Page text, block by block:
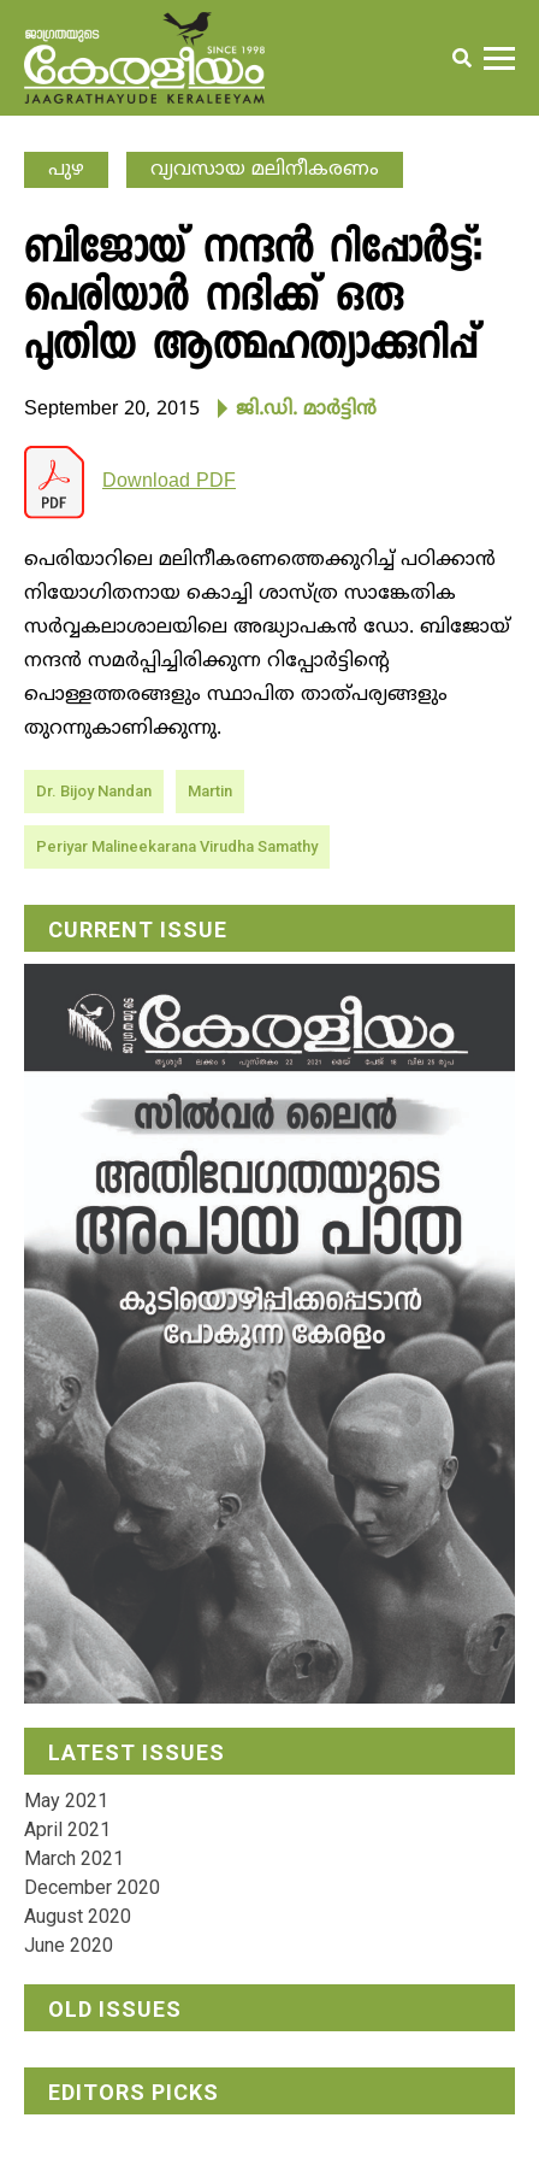
പുഴ വ്യവസായ മലിനീകരണം
ബിജോയ് നന്ദന്‍ റിപ്പോര്‍ട്ട്:
പെരിയാര്‍ നദിക്ക് ഒരു
പുതിയ ആത്മഹത്യാക്കുറിപ്പ്
September 20, 2015 ജി.ഡി. മാര്‍ട്ടിന്‍
Download PDF
പെരിയാറിലെ മലിനീകരണത്തെക്കുറിച്ച് പഠിക്കാന്‍
നിയോഗിതനായ കൊച്ചി ശാസ്ത്ര സാങ്കേതിക
സര്‍വ്വകലാശാലയിലെ അദ്ധ്യാപകന്‍ ഡോ. ബിജോയ്
നന്ദന്‍ സമര്‍പ്പിച്ചിരിക്കുന്ന റിപ്പോര്‍ട്ടിന്റെ
പൊള്ളത്തരങ്ങളും സ്ഥാപിത താത്പര്യങ്ങളും
തുറന്നുകാണിക്കുന്നു.
Dr. Bijoy Nandan Martin
Periyar Malineekarana Virudha Samathy
CURRENT ISSUE
LATEST ISSUES
May 2021
April 2021
March 2021
December 2020
August 2020
June 2020
OLD ISSUES
EDITORS PICKS